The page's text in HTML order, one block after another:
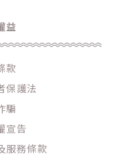
益
款
保護法
騙
宣告
服務條款